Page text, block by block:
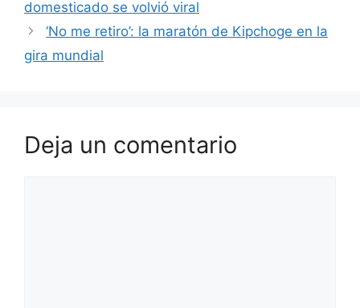
domesticado se volvió viral
‘No me retiro’: la maratón de Kipchoge en la
gira mundial
Deja un comentario